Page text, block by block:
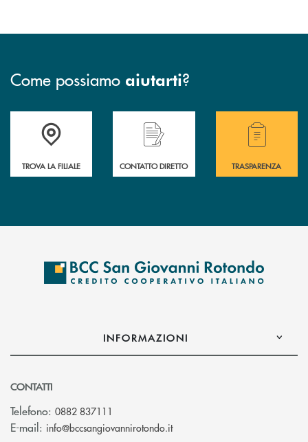
Come possiamo aiutarti?
Accedi all' elenco completo delle filiali della BCC San Giovanni
TROVA LA FILIALE
Hai bisogno di assistenza immediata?
CONTATTO DIRETTO
Hai bisogno di
TRASPARENZA
INFORMAZIONI
CONTATTI
Telefono: 0882 837111
E-mail: info@bccsangiovannirotondo.it(si apre l’app di posta